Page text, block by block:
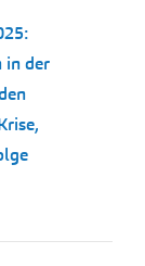
in der